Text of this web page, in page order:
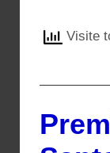
Visite